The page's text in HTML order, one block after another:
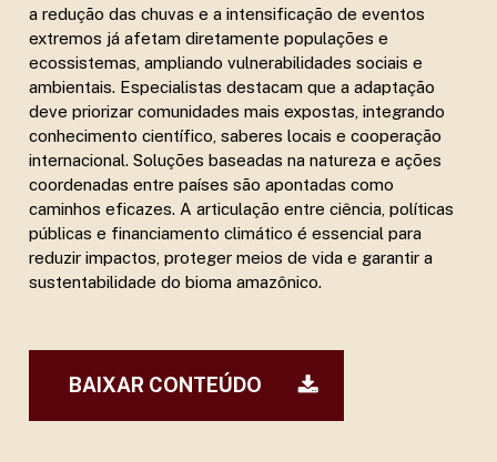
a redução das chuvas e a intensificação de eventos
extremos já afetam diretamente populações e
ecossistemas, ampliando vulnerabilidades sociais e
ambientais. Especialistas destacam que a adaptação
deve priorizar comunidades mais expostas, integrando
conhecimento científico, saberes locais e cooperação
internacional. Soluções baseadas na natureza e ações
coordenadas entre países são apontadas como
caminhos eficazes. A articulação entre ciência, políticas
públicas e financiamento climático é essencial para
reduzir impactos, proteger meios de vida e garantir a
sustentabilidade do bioma amazônico.
BAIXAR CONTEÚDO